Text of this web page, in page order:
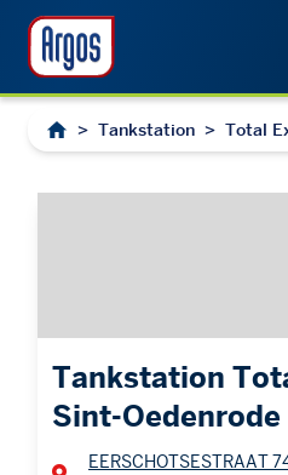
> Tankstation > Total
Tankstation
Sint-Oedenrode
EERSCHOTSESTRAAT